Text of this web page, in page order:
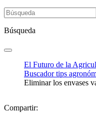
Búsqueda
El Futuro de la
Buscador tips
Eliminar los envases
Compartir: